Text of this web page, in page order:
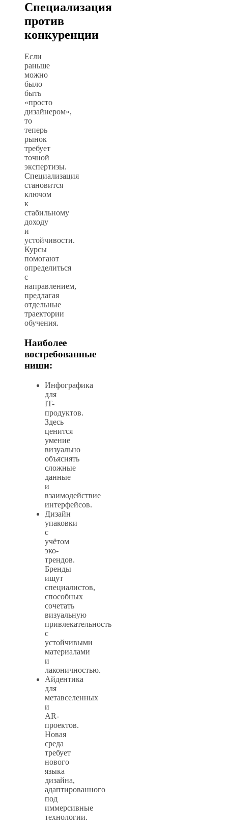
Специализация
против
конкуренции
Если
раньше
можно
было
быть
«просто
дизайнером»,
то
теперь
рынок
требует
точной
экспертизы.
Специализация
становится
ключом
к
стабильному
доходу
и
устойчивости.
Курсы
помогают
определиться
с
направлением,
предлагая
отдельные
траектории
обучения.
Наиболее
востребованные
ниши:
Инфографика
для
IT-
продуктов.
Здесь
ценится
умение
визуально
объяснять
сложные
данные
и
взаимодействие
интерфейсов.
Дизайн
упаковки
с
учётом
эко-
трендов.
Бренды
ищут
специалистов,
способных
сочетать
визуальную
привлекательность
с
устойчивыми
материалами
и
лаконичностью.
Айдентика
для
метавселенных
и
AR-
проектов.
Новая
среда
требует
нового
языка
дизайна,
адаптированного
под
иммерсивные
технологии.